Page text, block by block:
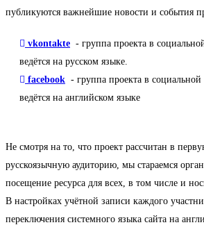
публикуются важнейшие новости и события
vkontakte - группа проекта в
ведётся на русском языке.
facebook - группа проекта в социальной
ведётся на английском языке
Не смотря на то, что проект рассчитан в
русскоязычную аудиторию, мы стараемся
посещение ресурса для всех, в том числе и
В настройках учётной записи каждого
переключения системного языка сайта на